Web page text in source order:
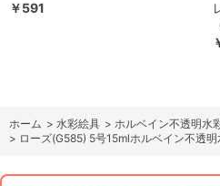
￥591
ホーム > 水彩絵具 > ホルベイン不透明水
> ローズ(G585) 5号15mlホルベイン不透